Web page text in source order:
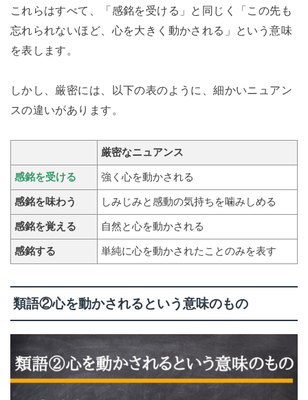
これらはすべて、「感銘を受ける」と同じく「この先も
忘れられないほど、心を大きく動かされる」という意味
を表します。
しかし、厳密には、以下の表のように、細かいニュアン
スの違いがあります。
厳密なニュアンス
感銘を受ける 強く心を動かされる
感銘を味わう しみじみと感動の気持ちを噛みしめる
感銘を覚える 自然と心を動かされる
感銘する 単純に心を動かされたことのみを表す
類語②心を動かされるという意味のもの